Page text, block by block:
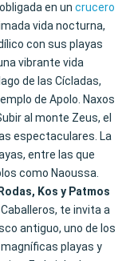
en un crucero
vida nocturna,
con sus playas
vibrante vida
de las Cícladas,
de Apolo. Naxos
al monte Zeus, el
espectaculares. La
entre las que
como Naoussa.
Kos y Patmos
te invita a
antiguo, uno de los
playas y